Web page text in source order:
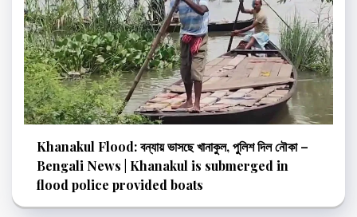
Khanakul Flood: বন্যায় ভাসছে খানাকুল, পুলিশ দিল নৌকা –
Bengali News | Khanakul is submerged in
flood police provided boats